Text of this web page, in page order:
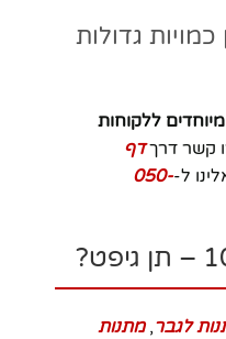
גדולות
ללקוחות
קשר דרךדף
ל-050-
לגבר,מתנות